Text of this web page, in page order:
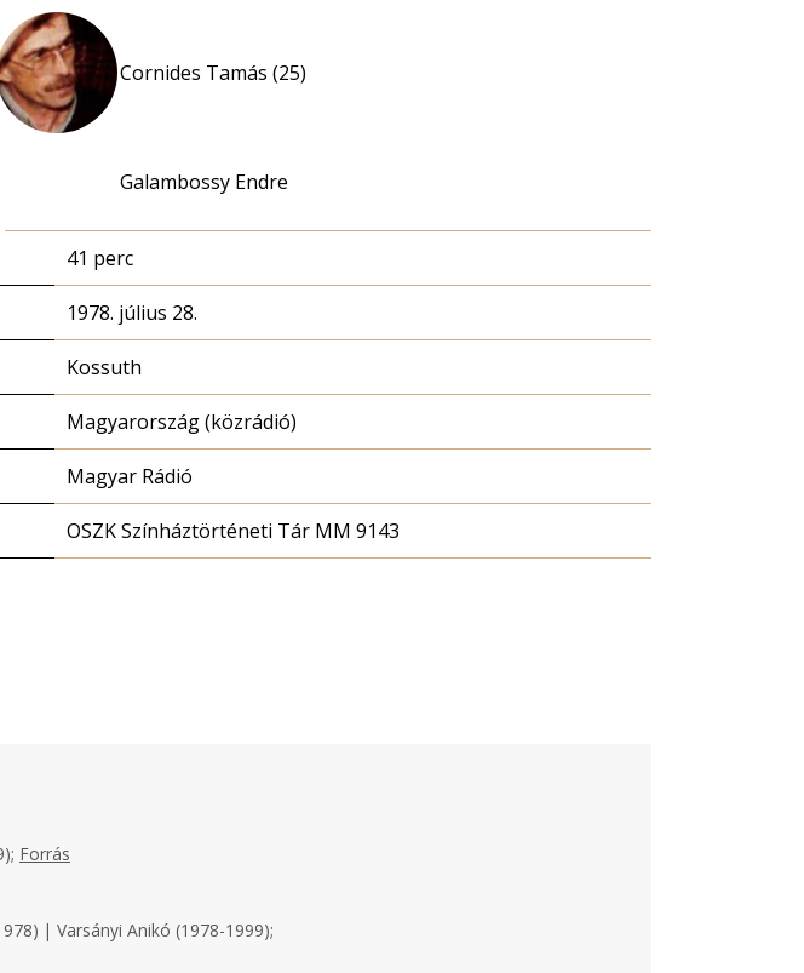
Cornides Tamás (25)
Galambossy Endre
41 perc
1978. július 28.
Kossuth
Magyarország (közrádió)
Magyar Rádió
OSZK Színháztörténeti Tár MM 9143
Forrás
| Varsányi Anikó (1978-1999);